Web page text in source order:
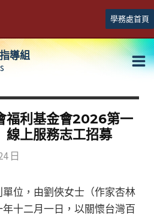
學務處首頁
導組
福利基金會2026第一
線上服務志工招募
日
位，由劉俠女士（作家杏林
十二月一日，以關懷台灣百